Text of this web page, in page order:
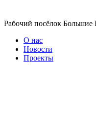
Рабочий посёлок Большие
О нас
Новости
Проекты